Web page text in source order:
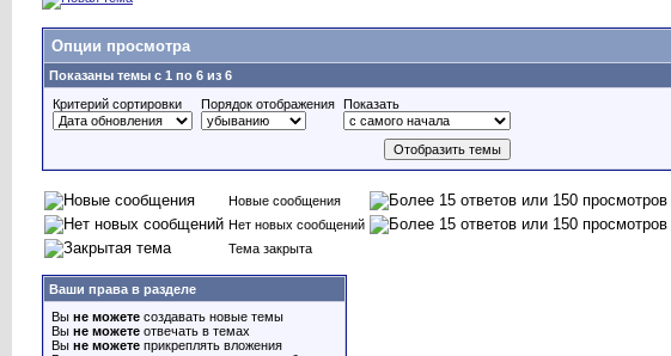
Опции просмотра
Показаны темы с 1 по 6 из 6
Критерий сортировки
Порядок отображения Показать
Новые сообщения
Нет новых сообщений
Тема закрыта
Ваши права в разделе
Вы не можете создавать новые темы
Вы не можете отвечать в темах
Вы не можете прикреплять вложения